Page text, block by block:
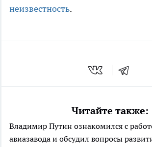
неизвестность.
Читайте также:
Владимир Путин ознакомился с
авиазавода и обсудил вопросы